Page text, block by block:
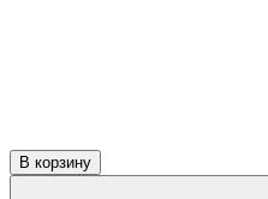
В корзину